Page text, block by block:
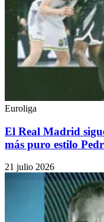
Euroliga
El Real Madrid
más puro estilo
21 julio 2026